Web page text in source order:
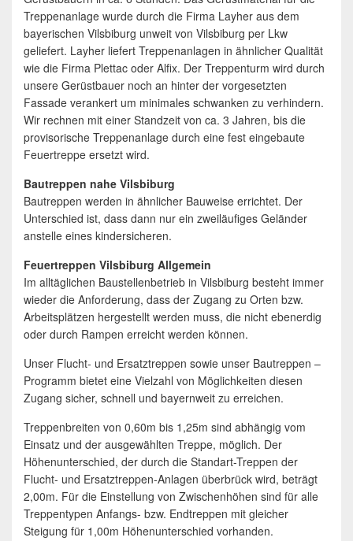
Treppenanlage wurde durch die Firma Layher aus dem
bayerischen Vilsbiburg unweit von Vilsbiburg per Lkw
geliefert. Layher liefert Treppenanlagen in ähnlicher Qualität
wie die Firma Plettac oder Alfix. Der Treppenturm wird durch
unsere Gerüstbauer noch an hinter der vorgesetzten
Fassade verankert um minimales schwanken zu verhindern.
Wir rechnen mit einer Standzeit von ca. 3 Jahren, bis die
provisorische Treppenanlage durch eine fest eingebaute
Feuertreppe ersetzt wird.
Bautreppen nahe Vilsbiburg
Bautreppen werden in ähnlicher Bauweise errichtet. Der
Unterschied ist, dass dann nur ein zweiläufiges Geländer
anstelle eines kindersicheren.
Feuertreppen Vilsbiburg Allgemein
Im alltäglichen Baustellenbetrieb in Vilsbiburg besteht immer
wieder die Anforderung, dass der Zugang zu Orten bzw.
Arbeitsplätzen hergestellt werden muss, die nicht ebenerdig
oder durch Rampen erreicht werden können.
Unser Flucht- und Ersatztreppen sowie unser Bautreppen –
Programm bietet eine Vielzahl von Möglichkeiten diesen
Zugang sicher, schnell und bayernweit zu erreichen.
Treppenbreiten von 0,60m bis 1,25m sind abhängig vom
Einsatz und der ausgewählten Treppe, möglich. Der
Höhenunterschied, der durch die Standart-Treppen der
Flucht- und Ersatztreppen-Anlagen überbrück wird, beträgt
2,00m. Für die Einstellung von Zwischenhöhen sind für alle
Treppentypen Anfangs- bzw. Endtreppen mit gleicher
Steigung für 1,00m Höhenunterschied vorhanden.